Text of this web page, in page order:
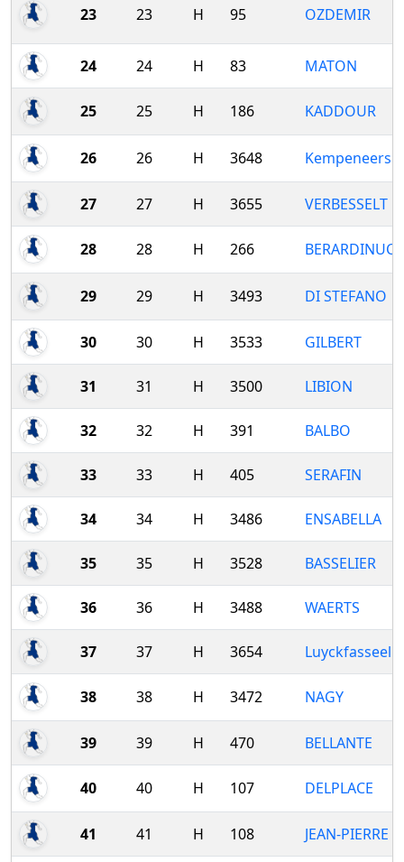
23 23 H 95 OZDEMIR
24 24 H 83 MATON
25 25 H 186 KADDOUR
26 26 H 3648 Kempeneers
27 27 H 3655 VERBESSELT
28 28 H 266
29 29 H 3493 DI STEFANO
30 30 H 3533 GILBERT
31 31 H 3500 LIBION
32 32 H 391 BALBO
33 33 H 405 SERAFIN
34 34 H 3486 ENSABELLA
35 35 H 3528 BASSELIER
36 36 H 3488 WAERTS
37 37 H 3654 Luyckfasseel
38 38 H 3472 NAGY
39 39 H 470 BELLANTE
40 40 H 107 DELPLACE
41 41 H 108 JEAN-PIERRE